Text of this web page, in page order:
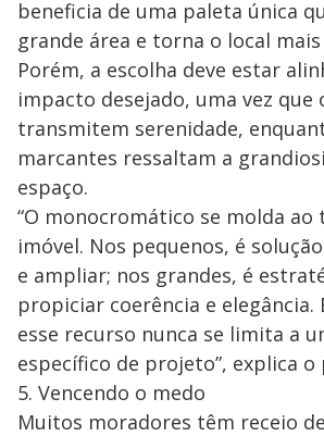
beneficia de uma paleta única
grande área e torna o local
Porém, a escolha deve estar
impacto desejado, uma vez que
transmitem serenidade,
marcantes ressaltam a
espaço.
“O monocromático se molda ao
imóvel. Nos pequenos, é
e ampliar; nos grandes, é
propiciar coerência e elegância.
esse recurso nunca se limita a
específico de projeto”, explica
5. Vencendo o medo
Muitos moradores têm receio